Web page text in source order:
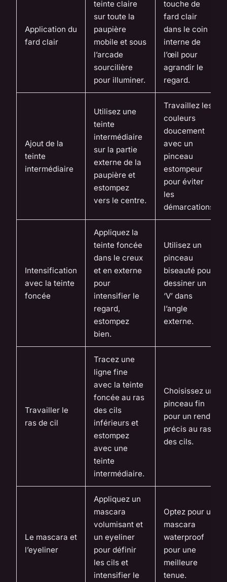
Application du
fard clair
teinte claire
sur toute la
paupière
mobile et sous
l’arcade
sourcilière
pour illuminer.
touche de
fard clair
dans le coin
interne de
l’œil pour
agrandir le
regard.
Ajout de la
teinte
intermédiaire
Utilisez une
teinte
intermédiaire
sur la partie
externe de la
paupière et
estompez
vers le centre.
Travaillez les
couleurs
doucement
avec un
pinceau
estompeur
pour éviter
les
démarcations.
Intensification
avec la teinte
foncée
Appliquez la
teinte foncée
dans le creux
et en externe
pour
intensifier le
regard,
estompez
bien.
Utilisez un
pinceau
biseauté pour
dessiner un
‘V’ dans
l’angle
externe.
Travailler le
ras de cil
Tracez une
ligne fine
avec la teinte
foncée au ras
des cils
inférieurs et
estompez
avec une
teinte
intermédiaire.
Choisissez un
pinceau fin
pour un rendu
précis au ras
des cils.
Le mascara et
l’eyeliner
Appliquez un
mascara
volumisant et
un eyeliner
pour définir
les cils et
intensifier le
Optez pour un
mascara
waterproof
pour une
meilleure
tenue.